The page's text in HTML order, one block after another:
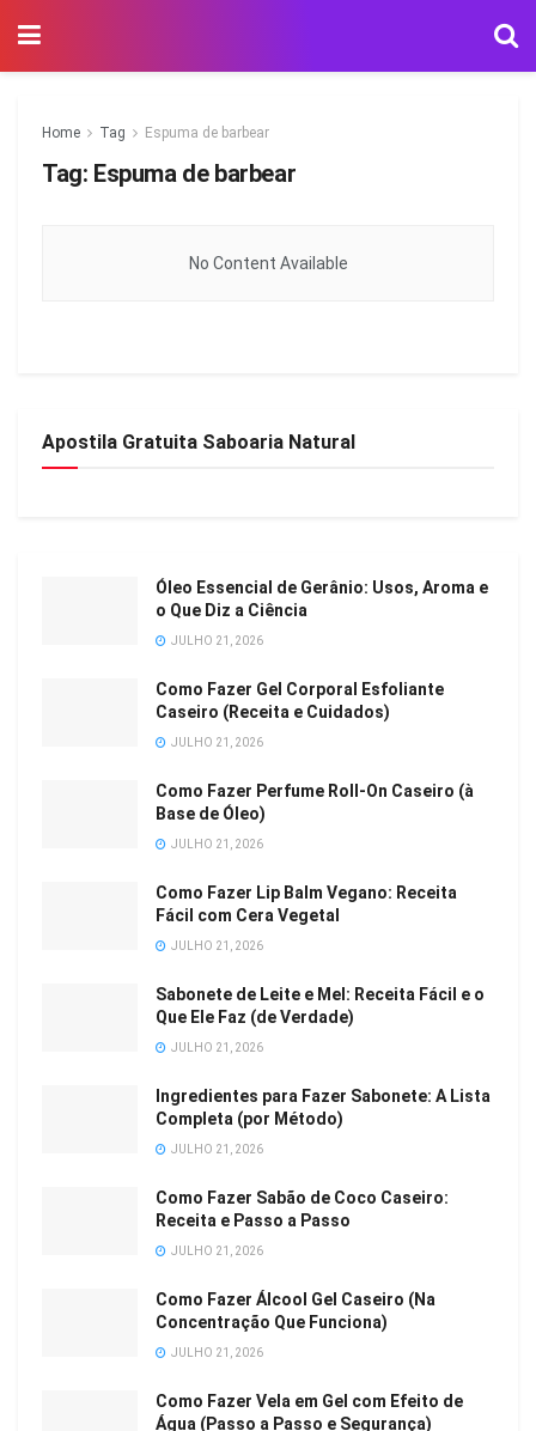
Home Tag Espuma de barbear
Tag: Espuma de barbear
No Content Available
Apostila Gratuita Saboaria Natural
Óleo Essencial de Gerânio: Usos, Aroma e
o Que Diz a Ciência
JULHO 21, 2026
Como Fazer Gel Corporal Esfoliante
Caseiro (Receita e Cuidados)
JULHO 21, 2026
Como Fazer Perfume Roll-On Caseiro (à
Base de Óleo)
JULHO 21, 2026
Como Fazer Lip Balm Vegano: Receita
Fácil com Cera Vegetal
JULHO 21, 2026
Sabonete de Leite e Mel: Receita Fácil e o
Que Ele Faz (de Verdade)
JULHO 21, 2026
Ingredientes para Fazer Sabonete: A Lista
Completa (por Método)
JULHO 21, 2026
Como Fazer Sabão de Coco Caseiro:
Receita e Passo a Passo
JULHO 21, 2026
Como Fazer Álcool Gel Caseiro (Na
Concentração Que Funciona)
JULHO 21, 2026
Como Fazer Vela em Gel com Efeito de
Água (Passo a Passo e Segurança)